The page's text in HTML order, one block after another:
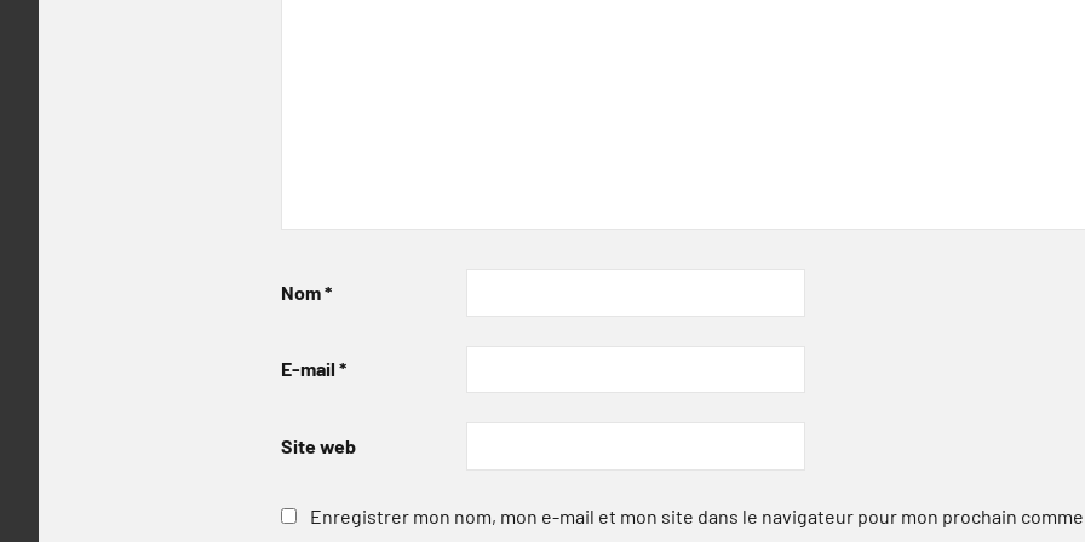
Nom*
E-mail *
Site web
Enregistrer mon nom, mon e-mail et mon site dans le navigateur pour mon prochain